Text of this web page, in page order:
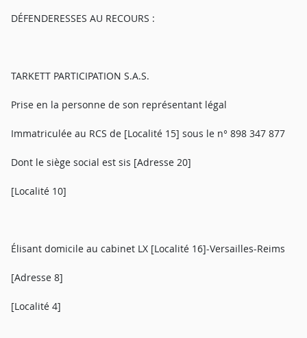
DÉFENDERESSES AU RECOURS :
TARKETT PARTICIPATION S.A.S.
Prise en la personne de son représentant légal
Immatriculée au RCS de [Localité 15] sous le n° 898 347 877
Dont le siège social est sis [Adresse 20]
[Localité 10]
Élisant domicile au cabinet LX [Localité 16]-Versailles-Reims
[Adresse 8]
[Localité 4]